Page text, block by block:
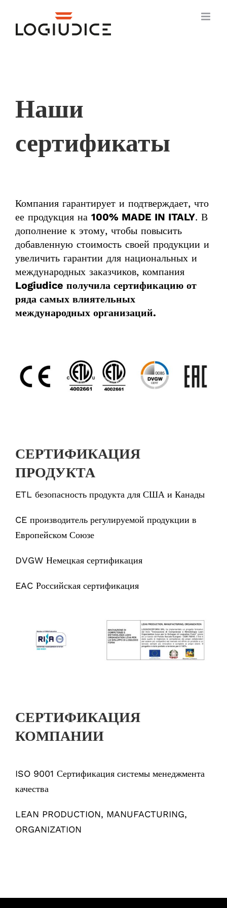
content
Наши
сертификаты
Компания гарантирует и подтверждает, что
ее продукция на 100% MADE IN ITALY. В
дополнение к этому, чтобы повысить
добавленную стоимость своей продукции и
увеличить гарантии для национальных и
международных заказчиков, компания
Logiudice получила сертификацию от
ряда самых влиятельных
международных организаций.
СЕРТИФИКАЦИЯ
ПРОДУКТА
ETL безопасность продукта для США и Канады
CE производитель регулируемой продукции в
Европейском Союзе
DVGW Немецкая сертификация
EAC Российская сертификация
СЕРТИФИКАЦИЯ
КОМПАНИИ
ISO 9001 Сертификация системы менеджмента
качества
LEAN PRODUCTION, MANUFACTURING,
ORGANIZATION